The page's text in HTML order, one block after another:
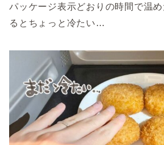
パッケージ表示どおりの時間で温
るとちょっと冷たい…